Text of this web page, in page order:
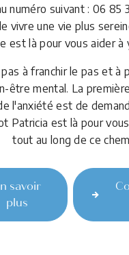
numéro suivant : 06 85
vivre une vie plus
est là pour vous aider à
à franchir le pas et à
être mental. La
l'anxiété est de
Patricia est là pour
tout au long de ce
savoir
plus